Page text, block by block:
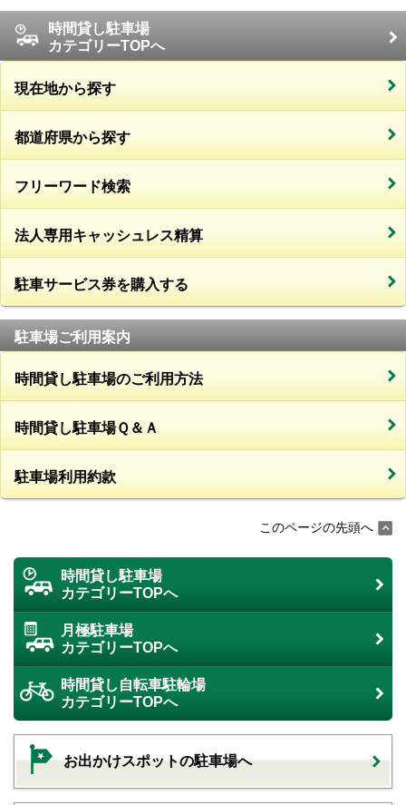
時間貸し駐車場
カテゴリーTOPへ
現在地から探す
都道府県から探す
フリーワード検索
法人専用キャッシュレス精算
駐車サービス券を購入する
駐車場ご利用案内
時間貸し駐車場のご利用方法
時間貸し駐車場Ｑ＆Ａ
駐車場利用約款
このページの先頭へ
時間貸し駐車場
カテゴリーTOPへ
月極駐車場
カテゴリーTOPへ
時間貸し自転車駐輪場
カテゴリーTOPへ
お出かけスポットの駐車場へ